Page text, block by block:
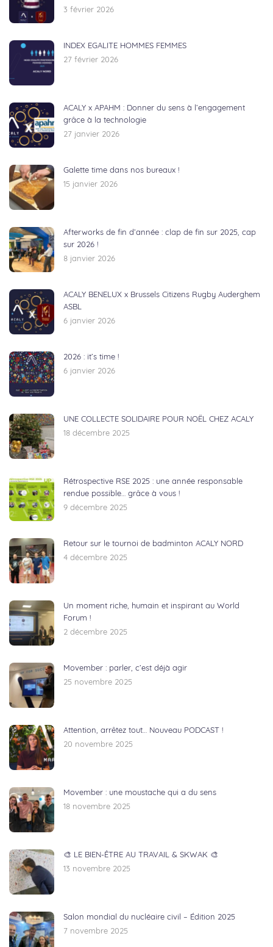
3 février 2026
INDEX EGALITE HOMMES FEMMES
27 février 2026
ACALY x APAHM : Donner du sens à l’engagement
grâce à la technologie
27 janvier 2026
Galette time dans nos bureaux !
15 janvier 2026
Afterworks de fin d’année : clap de fin sur 2025, cap
sur 2026 !
8 janvier 2026
ACALY BENELUX x Brussels Citizens Rugby Auderghem
ASBL
6 janvier 2026
2026 : it’s time !
6 janvier 2026
UNE COLLECTE SOLIDAIRE POUR NOËL CHEZ ACALY
18 décembre 2025
Rétrospective RSE 2025 : une année responsable
rendue possible… grâce à vous !
9 décembre 2025
Retour sur le tournoi de badminton ACALY NORD
4 décembre 2025
Un moment riche, humain et inspirant au World
Forum !
2 décembre 2025
Movember : parler, c’est déjà agir
25 novembre 2025
Attention, arrêtez tout… Nouveau PODCAST !
20 novembre 2025
Movember : une moustache qui a du sens
18 novembre 2025
🎨 LE BIEN-ÊTRE AU TRAVAIL & SKWAK 🎨
13 novembre 2025
Salon mondial du nucléaire civil – Édition 2025
7 novembre 2025